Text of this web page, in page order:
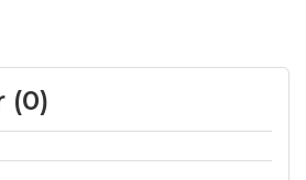
(0)